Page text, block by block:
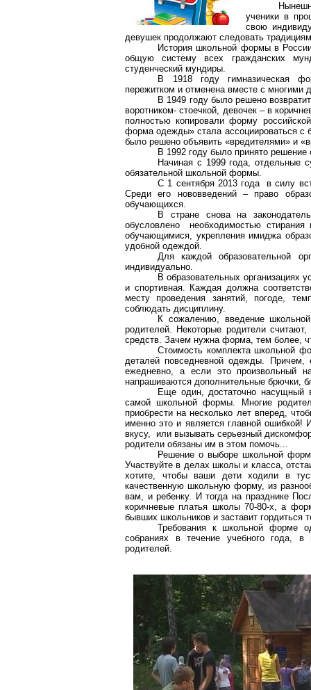
ученики в
свою
девушек продолжают следовать
История школьной формы в
общую систему всех гражданских
студенческий мундиры.
В 1918 году гимназическая
пережитком и отменена вместе с многими
В 1949 году было решено
воротником- стоечкой, девочек – в
полностью копировали форму
форма одежды» стала ассоциироваться с
было решено объявить «вредителями» и
В 1992 году было принято
Начиная с 1999 года, отдельные
обязательной школьной формы.
С 1 сентября 2013 года в силу
Среди его нововведений – право
обучающихся.
В стране снова на
обусловлено необходимостью стирания
обучающимися, укрепления имиджа
удобной одеждой.
Для каждой образовательной
индивидуально.
В образовательных организациях
и спортивная. Каждая должна
месту проведения занятий, погоде,
соблюдать дисциплину.
К сожалению, введение
родителей. Некоторые родители
средств. Зачем нужна форма, тем более,
Стоимость комплекта школьной
деталей повседневной одежды.
ежедневно, а если это произвольный
напрашиваются дополнительные брючки,
Еще один, достаточно насущный
самой школьной формы. Многие
приобрести на несколько лет вперед,
именно это и является главной ошибкой!
вкусу, или вызывать серьезный
родители обязаны им в этом помочь...
Решение о выборе школьной
Участвуйте в делах школы и класса,
хотите, чтобы ваши дети ходили в
качественную школьную форму, из
вам, и ребенку. И тогда на празднике
коричневые платья школы 70-80-х, а
бывших школьников и заставит гордиться
Требования к школьной форме
собраниях в течение учебного года, в
родителей.